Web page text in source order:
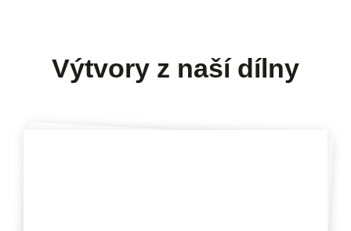
Výtvory z naší dílny